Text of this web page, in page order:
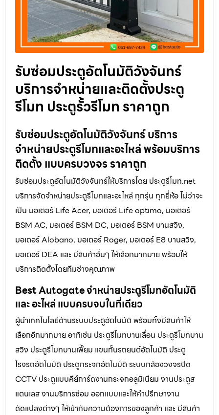
รับซ่อมประตูอัตโนมัติวังจันทร์
บริการจำหน่ายและติดตั้งประตู
รีโมท ประตูรั้วรีโมท ราคาถูก
รับซ่อมประตูอัตโนมัติวังจันทร์ บริการ
จำหน่ายประตูรีโมทและอะไหล่ พร้อมบริการ
ติดตั้ง แบบครบวงจร ราคาถูก
รับซ่อมประตูอัตโนมัติวังจันทร์ให้บริการโดย ประตูรีโมท.net
บริการจัดจำหน่ายประตูรีโมทและอะไหล่ ทุกรุ่น ทุกยี่ห้อ ไม่ว่าจะ
เป็น มอเตอร์ Life Acer, มอเตอร์ Life optimo, มอเตอร์
BSM AC, มอเตอร์ BSM DC, มอเตอร์ BSM บานสวิง,
มอเตอร์ Alobano, มอเตอร์ Roger, มอเตอร์ E8 บานสวิง,
มอเตอร์ DEA และ มีสินค้าอื่นๆ ให้เลือกมากมาย พร้อมให้
บริการติดตั้งโดยทีมช่างคุณภาพ
Best Autogate จำหน่ายประตูรีโมทอัตโนมัติ
และ อะไหล่ แบบครบจบในที่เดียว
ผู้นำเทคโนโลยีด้านระบบประตูอัตโนมัติ พร้อมทั้งมีสินค้าให้
เลือกอีกมากมาย อาทิเช่น ประตูรีโมทบานเลื่อน ประตูรีโมทบาน
สวิง ประตูรีโมทบานเฟี้ยม แขนกั้นรถยนต์อัตโนมัติ ประตู
โรงรถอัตโนมัติ ประตูกระจกอัตโนมัติ ระบบกล้องวงจรปิด
CCTV ประตูแบบคีย์การ์ดงานกระจกอลูมิเนียม งานประตูส
แตนเลส งานบริการซ่อม ออกแบบและให้คำปรึกษางาน
ดัดแปลงต่างๆ ให้เข้ากับความต้องการของลูกค้า และ มีสินค้า